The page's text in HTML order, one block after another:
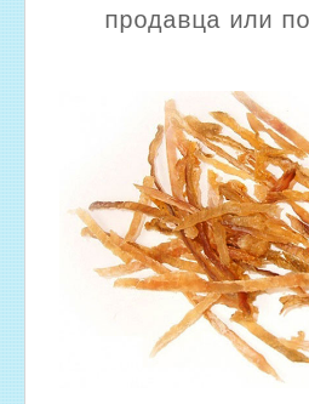
продавца или